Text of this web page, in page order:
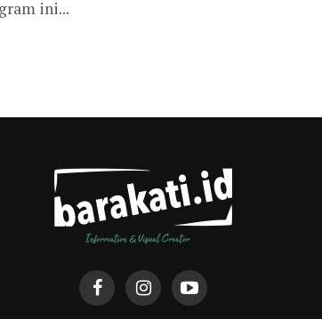
ini...